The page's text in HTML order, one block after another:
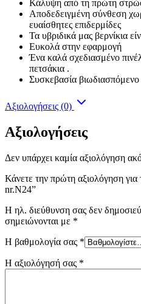
Κάλυψη από τη πρώτη
Αποδεδειγμένη σύνθεση
ευαίσθητες επιδερμίδες
Τα υβριδικά μας βερνίκια
Ευκολά στην εφαρμογή
Ένα καλά σχεδιασμένο
πετσάκια .
Συσκεβασία βιωδιασπόμενο
Αξιολογήσεις (0)
Αξιολογήσεις
Δεν υπάρχει καμία αξιολόγηση
Κάνετε την πρώτη αξιολόγηση
nr.N24”
Η ηλ. διεύθυνση σας δεν
σημειώνονται με *
Η βαθμολογία σας *
Η αξιολόγησή σας *